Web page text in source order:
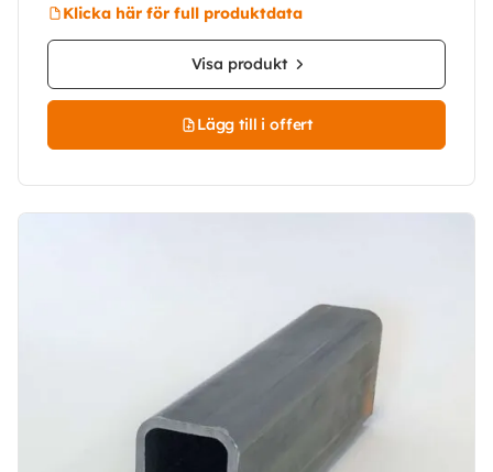
Klicka här för full produktdata
Visa produkt
Lägg till i offert